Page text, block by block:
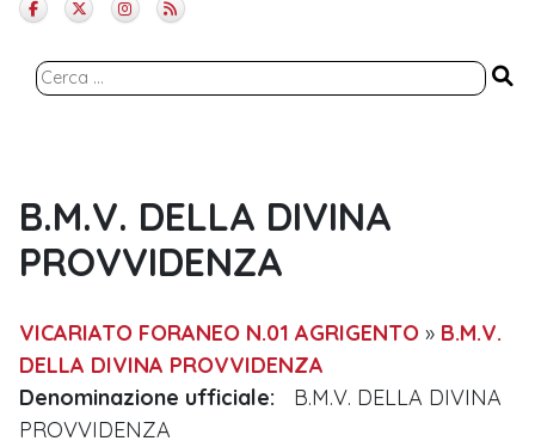
Ricerca
B.M.V. DELLA DIVINA
PROVVIDENZA
VICARIATO FORANEO N.01 AGRIGENTO » B.M.V.
DELLA DIVINA PROVVIDENZA
Denominazione ufficiale:
B.M.V. DELLA DIVINA
PROVVIDENZA